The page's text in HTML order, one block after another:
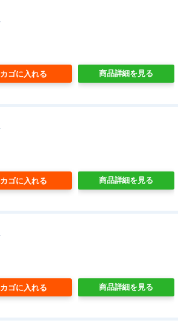
商品詳細を見る
商品詳細を見る
商品詳細を見る